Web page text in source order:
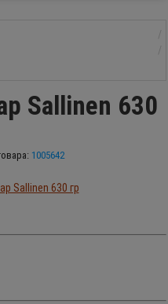
Sallinen 630
1005642